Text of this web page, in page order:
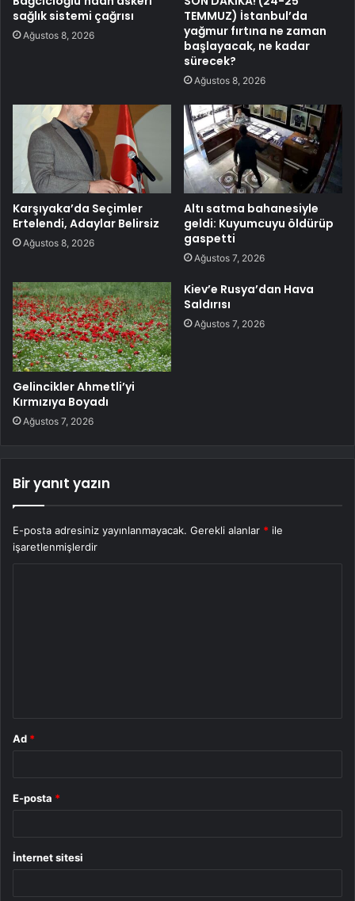
sağlık sistemi çağrısı
Ağustos 8, 2026
TEMMUZ) İstanbul’da
yağmur fırtına ne zaman
başlayacak, ne kadar
sürecek?
Ağustos 8, 2026
Karşıyaka’da Seçimler
Ertelendi, Adaylar Belirsiz
Ağustos 8, 2026
Altı satma bahanesiyle
geldi: Kuyumcuyu öldürüp
gaspetti
Ağustos 7, 2026
Gelincikler Ahmetli’yi
Kırmızıya Boyadı
Ağustos 7, 2026
Kiev’e Rusya’dan Hava
Saldırısı
Ağustos 7, 2026
Bir yanıt yazın
E-posta adresiniz yayınlanmayacak. Gerekli alanlar * ile
işaretlenmişlerdir
Ad *
E-posta *
İnternet sitesi